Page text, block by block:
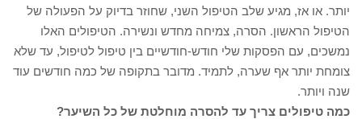
יותר. או אז, מגיע שלב הטיפול השני, שחוזר בדיוק על הפעולה של
הטיפול הראשון. הסרה, צמיחה מחדש ונשירה. הטיפולים האלו
נמשכים, עם הפסקות שלי חודש-חודשיים בין טיפול לטיפול, עד שלא
צומחת יותר אף שערה, לתמיד. מדובר בתקופה של כמה חודשים עוד
שנה ויותר.
כמה טיפולים צריך עד להסרה מוחלטת של כל השיער?